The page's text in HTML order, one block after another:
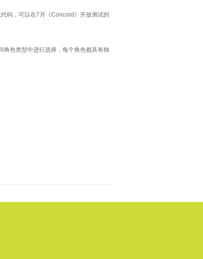
码，可以在7月《Concord》开放测试的
角色类型中进行选择，每个角色都具有独